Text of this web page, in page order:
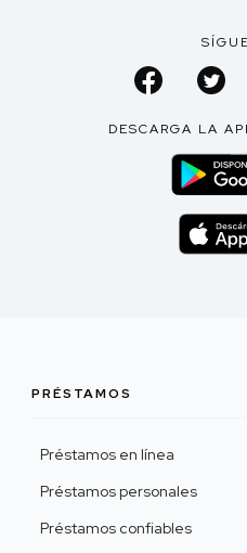
DESCARGA LA
PRÉSTAMOS
Préstamos en línea
Préstamos personales
Préstamos confiables